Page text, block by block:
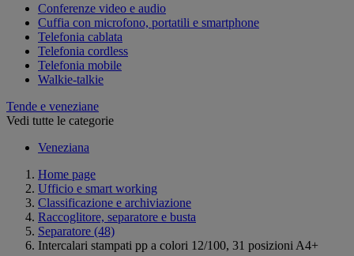
Conferenze video e audio
Cuffia con microfono, portatili e smartphone
Telefonia cablata
Telefonia cordless
Telefonia mobile
Walkie-talkie
Tende e veneziane
Vedi tutte le categorie
Veneziana
Home page
Ufficio e smart working
Classificazione e archiviazione
Raccoglitore, separatore e busta
Separatore (48)
Intercalari stampati pp a colori 12/100, 31 posizioni A4+